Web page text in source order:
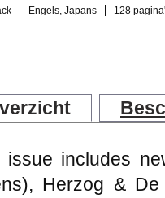
Engels, Japans 128
issue includes
Herzog &